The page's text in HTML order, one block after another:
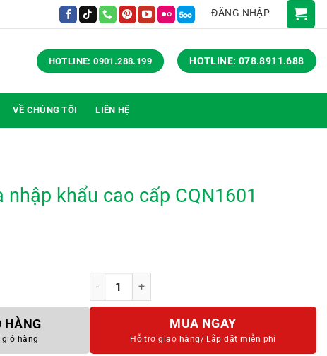
ĐĂNG NHẬP
HOTLINE: 0901.288.199 HOTLINE: 078.8911.688
VỀ CHÚNG TÔI LIÊN HỆ
nhập khẩu cao cấp CQN1601
Ghế chân quỳ da nhập khẩu cao cấp CQN1601 số
HÀNG
hàng
MUA NGAY
Hỗ trợ giao hàng/ Lắp đặt miễn phí